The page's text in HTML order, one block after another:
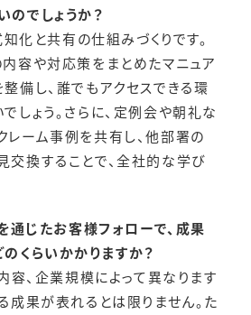
でしょうか？
化と共有の仕組みづくりです。
容や対応策をまとめたマニュア
備し、誰でもアクセスできる環
しょう。さらに、定例会や朝礼な
レーム事例を共有し、他部署の
換することで、全社的な学び
じたお客様フォローで、成果
くらいかかりますか？
容、企業規模によって異なります
成果が表れるとは限りません。た